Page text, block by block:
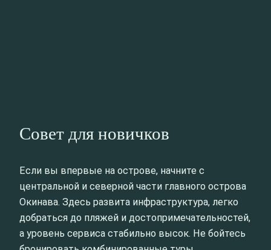
Совет для новичков
Если вы впервые на острове, начните с
центральной и северной части главного острова
Окинава. Здесь развита инфраструктура, легко
добраться до пляжей и достопримечательностей,
а уровень сервиса стабильно высок. Не бойтесь